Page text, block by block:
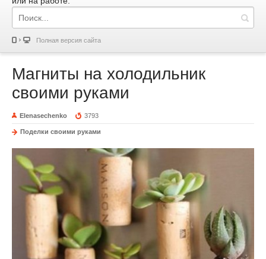
Полная версия сайта
Магниты на холодильник
своими руками
Elenasechenko 3793
Поделки своими руками